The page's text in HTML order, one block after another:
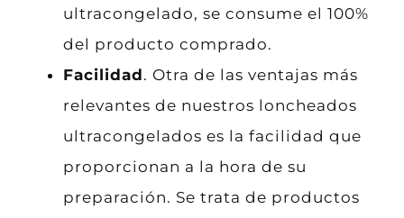
ultracongelado, se consume el 100%
del producto comprado.
Facilidad. Otra de las ventajas más
relevantes de nuestros loncheados
ultracongelados es la facilidad que
proporcionan a la hora de su
preparación. Se trata de productos